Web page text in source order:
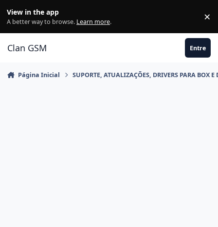
View in the app
A better way to browse. Learn more. ×
Clan GSM Entre
Página Inicial SUPORTE, ATUALIZAÇÕES, DRIVERS PARA BOX E